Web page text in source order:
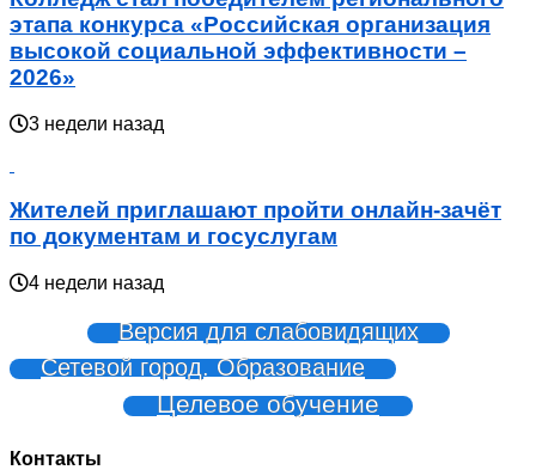
этапа конкурса «Российская организация
высокой социальной эффективности –
2026»
3 недели назад
Жителей приглашают пройти онлайн-зачёт
по документам и госуслугам
4 недели назад
Версия для слабовидящих
Сетевой город. Образование
Целевое обучение
Контакты